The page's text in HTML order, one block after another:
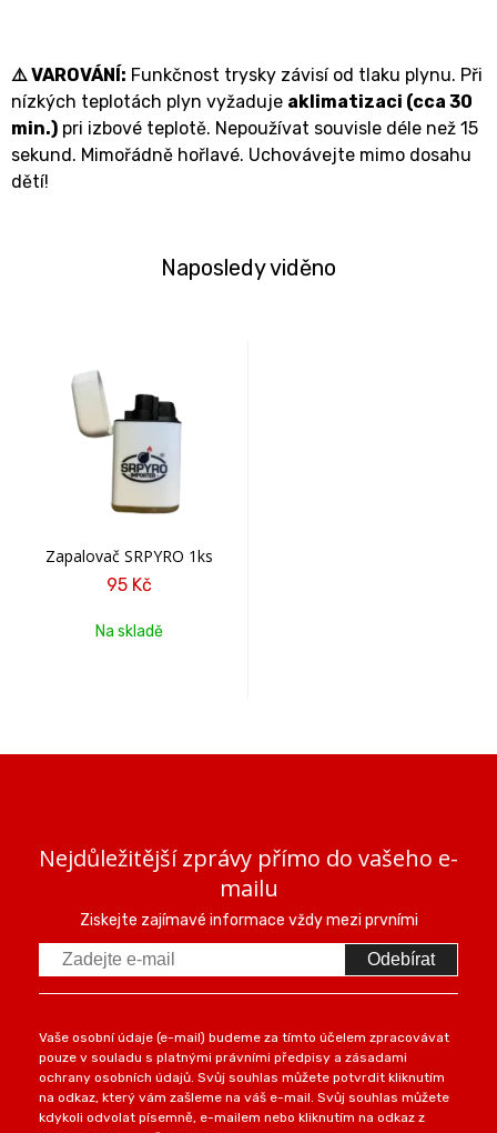
⚠️ VAROVÁNÍ: Funkčnost trysky závisí od tlaku plynu. Při
nízkých teplotách plyn vyžaduje aklimatizaci (cca 30
min.) pri izbové teplotě. Nepoužívat souvisle déle než 15
sekund. Mimořádně hořlavé. Uchovávejte mimo dosahu
dětí!
Naposledy viděno
Zapalovač SRPYRO 1ks
95 Kč
Na skladě
Nejdůležitější zprávy přímo do vašeho e-
mailu
Ziskejte zajímavé informace vždy mezi prvními
Odebírat
Vaše osobní údaje (e-mail) budeme za tímto účelem zpracovávat
pouze v souladu s platnými právními předpisy a zásadami
ochrany osobních údajů. Svůj souhlas můžete potvrdit kliknutím
na odkaz, který vám zašleme na váš e-mail. Svůj souhlas můžete
kdykoli odvolat písemně, e-mailem nebo kliknutím na odkaz z